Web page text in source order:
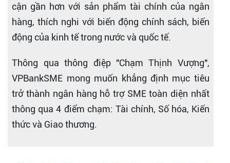
cận gần hơn với sản phẩm tài chính của ngân
hàng, thích nghi với biến động chính sách, biến
động của kinh tế trong nước và quốc tế.
Thông qua thông điệp "Chạm Thịnh Vượng",
VPBankSME mong muốn khẳng định mục tiêu
trở thành ngân hàng hỗ trợ SME toàn diện nhất
thông qua 4 điểm chạm: Tài chính, Số hóa, Kiến
thức và Giao thương.